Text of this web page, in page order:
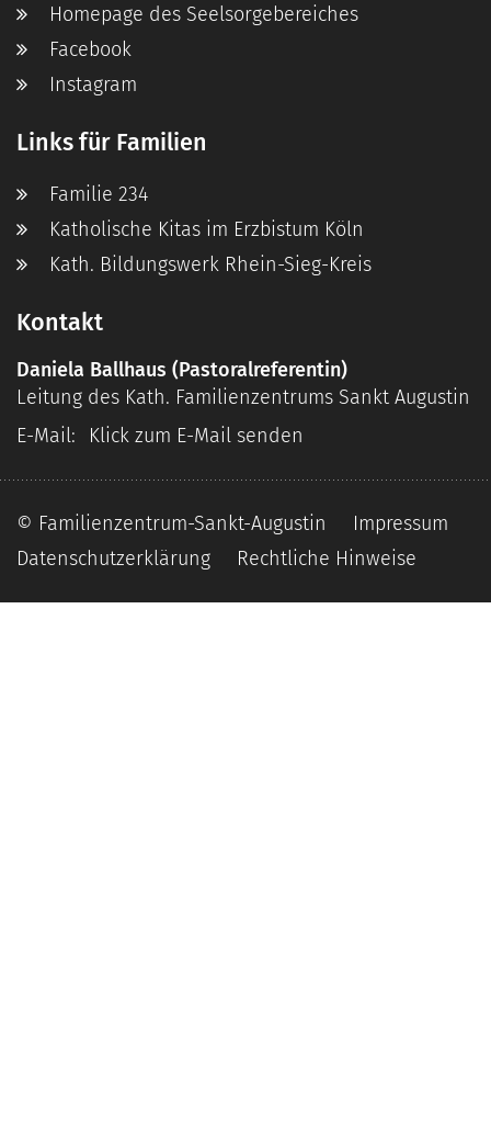
Homepage des Seelsorgebereiches
Facebook
Instagram
Links für Familien
Familie 234
Katholische Kitas im Erzbistum Köln
Kath. Bildungswerk Rhein-Sieg-Kreis
Kontakt
Daniela Ballhaus (Pastoralreferentin)
Leitung des Kath. Familienzentrums Sankt Augustin
E-Mail:
Klick zum E-Mail senden
© Familienzentrum-Sankt-Augustin
Impressum
Datenschutzerklärung
Rechtliche Hinweise